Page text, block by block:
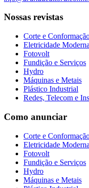
Nossas revistas
Corte e
Eletricidade Moderna
Fotovolt
Fundição e Serviços
Hydro
Máquinas e Metais
Plástico Industrial
Redes, Telecom e
Como anunciar
Corte e
Eletricidade Moderna
Fotovolt
Fundição e Serviços
Hydro
Máquinas e Metais